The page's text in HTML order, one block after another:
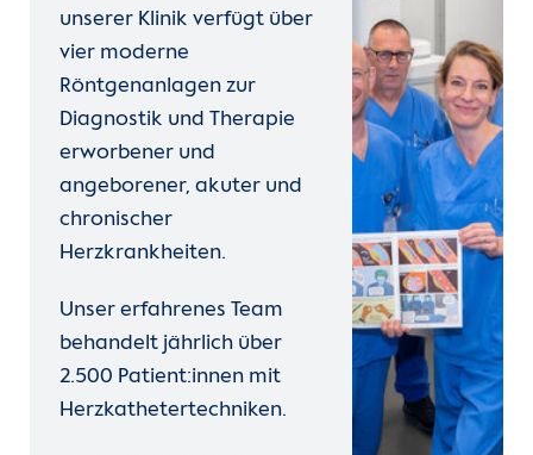
unserer Klinik verfügt über
vier moderne
Röntgenanlagen zur
Diagnostik und Therapie
erworbener und
angeborener, akuter und
chronischer
Herzkrankheiten.
Unser erfahrenes Team
behandelt jährlich über
2.500 Patient:innen mit
Herzkathetertechniken.